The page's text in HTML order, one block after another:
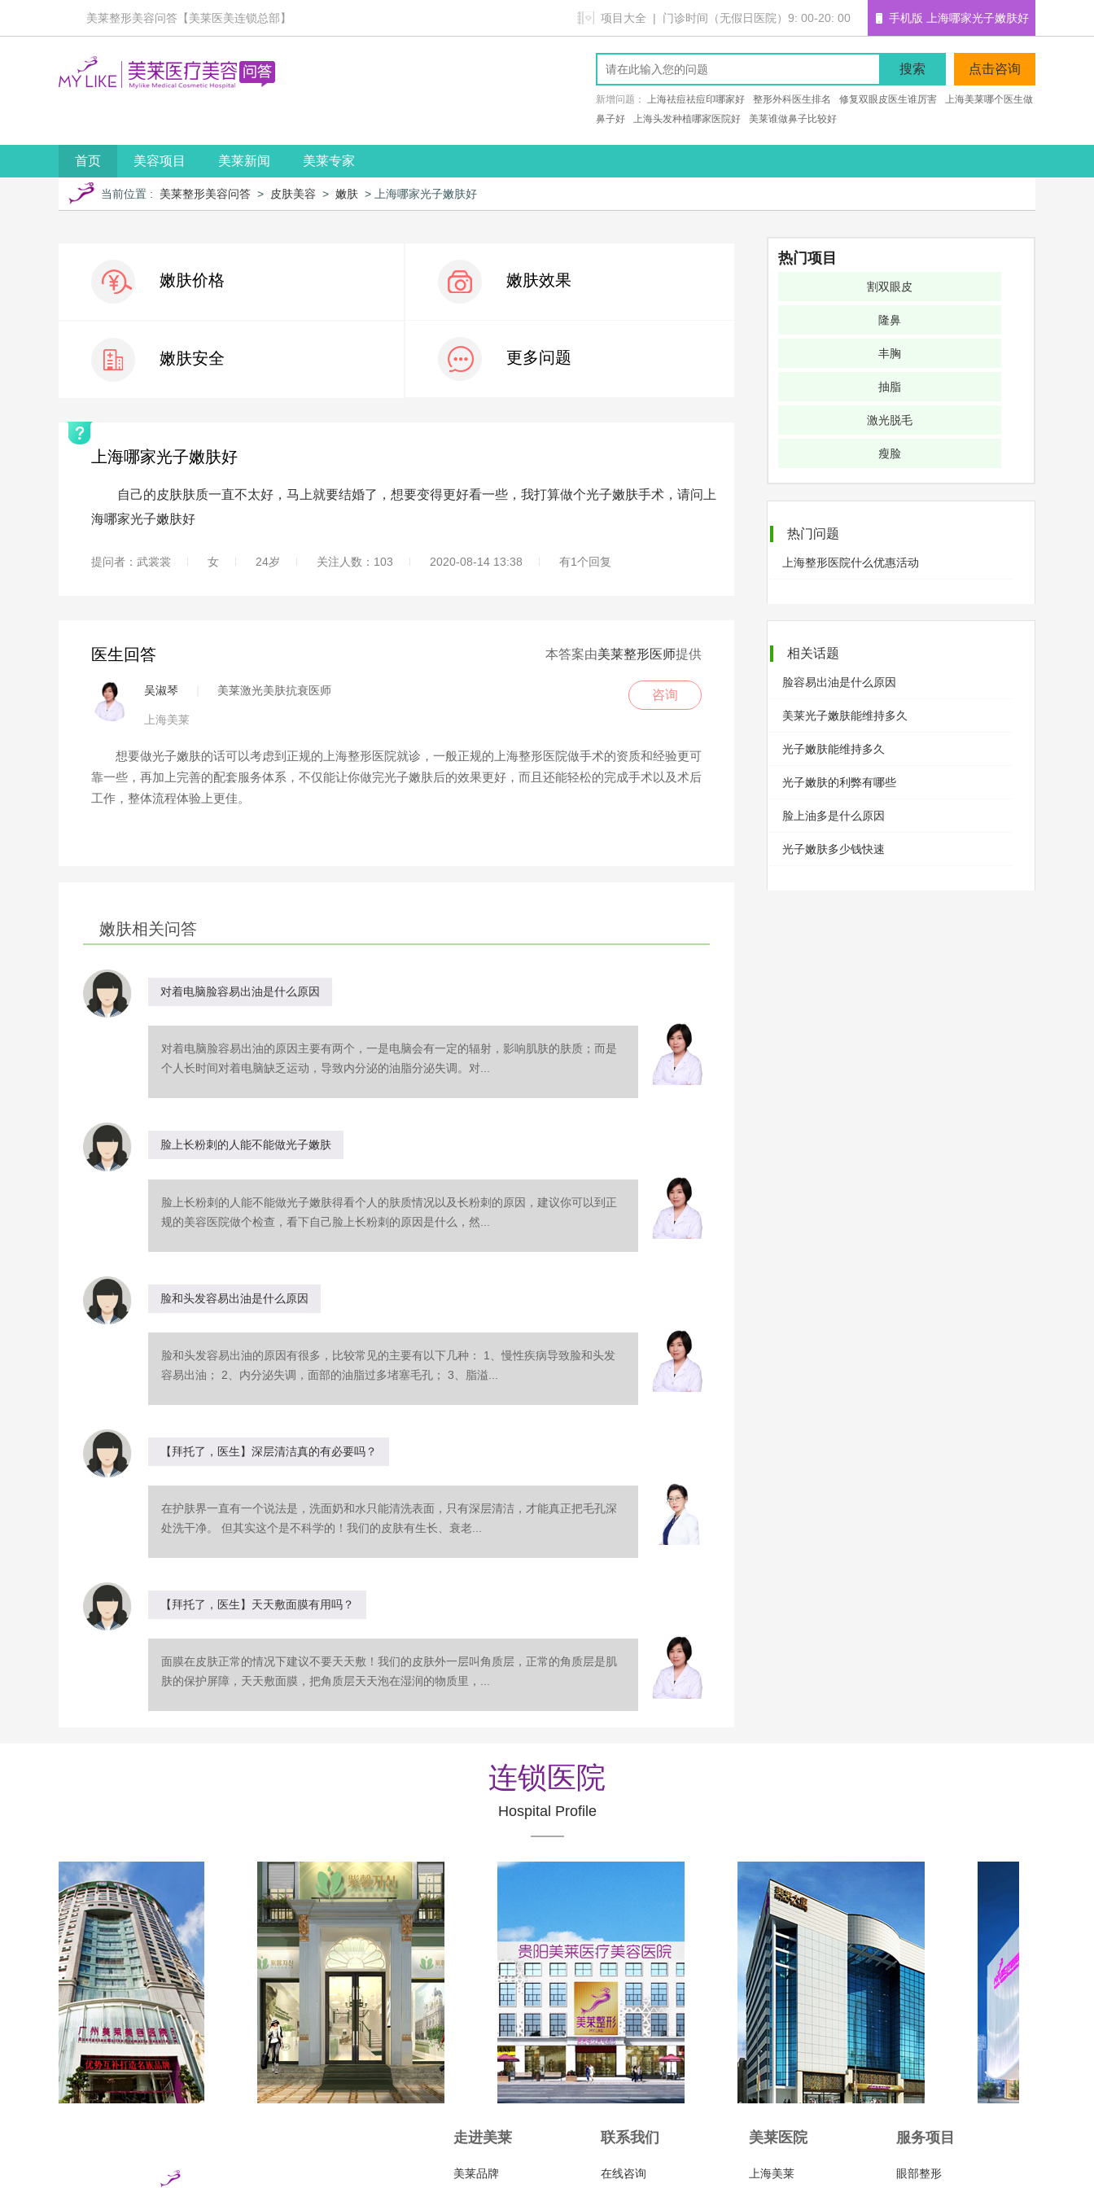
美莱整形美容问答【美莱医美连锁总部】 手机版 上海哪家光子嫩肤好
项目大全 | 门诊时间（无假日医院）9: 00-20: 00
搜索 点击咨询
新增问题： 上海祛痘祛痘印哪家好 整形外科医生排名 修复双眼皮医生谁厉害
上海美莱哪个医生做
鼻子好
上海头发种植哪家医院好 美莱谁做鼻子比较好
首页 美容项目 美莱新闻 美莱专家
当前位置 : 美莱整形美容问答 > 皮肤美容 > 嫩肤 > 上海哪家光子嫩肤好
嫩肤价格 嫩肤效果
嫩肤安全 更多问题
上海哪家光子嫩肤好
自己的皮肤肤质一直不太好，马上就要结婚了，想要变得更好看一些，我打算做个光子嫩肤手术，请问上
海哪家光子嫩肤好
提问者：武裳裳 女 24岁 关注人数：103 2020-08-14 13:38 有1个回复
医生回答 本答案由美莱整形医师提供
吴淑琴 美莱激光美肤抗衰医师
上海美莱
咨询
想要做光子嫩肤的话可以考虑到正规的上海整形医院就诊，一般正规的上海整形医院做手术的资质和经验更可
靠一些，再加上完善的配套服务体系，不仅能让你做完光子嫩肤后的效果更好，而且还能轻松的完成手术以及术后
工作，整体流程体验上更佳。
热门项目
割双眼皮
隆鼻
丰胸
抽脂
激光脱毛
瘦脸
热门问题
上海整形医院什么优惠活动
相关话题
脸容易出油是什么原因
美莱光子嫩肤能维持多久
光子嫩肤能维持多久
光子嫩肤的利弊有哪些
脸上油多是什么原因
光子嫩肤多少钱快速
嫩肤相关问答
对着电脑脸容易出油是什么原因
对着电脑脸容易出油的原因主要有两个，一是电脑会有一定的辐射，影响肌肤的肤质；而是
个人长时间对着电脑缺乏运动，导致内分泌的油脂分泌失调。对...
脸上长粉刺的人能不能做光子嫩肤
脸上长粉刺的人能不能做光子嫩肤得看个人的肤质情况以及长粉刺的原因，建议你可以到正
规的美容医院做个检查，看下自己脸上长粉刺的原因是什么，然...
脸和头发容易出油是什么原因
脸和头发容易出油的原因有很多，比较常见的主要有以下几种： 1、慢性疾病导致脸和头发
容易出油； 2、内分泌失调，面部的油脂过多堵塞毛孔； 3、脂溢...
【拜托了，医生】深层清洁真的有必要吗？
在护肤界一直有一个说法是，洗面奶和水只能清洗表面，只有深层清洁，才能真正把毛孔深
处洗干净。 但其实这个是不科学的！我们的皮肤有生长、衰老...
【拜托了，医生】天天敷面膜有用吗？
面膜在皮肤正常的情况下建议不要天天敷！我们的皮肤外一层叫角质层，正常的角质层是肌
肤的保护屏障，天天敷面膜，把角质层天天泡在湿润的物质里，...
连锁医院
Hospital Profile
走进美莱
美莱品牌
联系我们
在线咨询
美莱医院
上海美莱
服务项目
眼部整形